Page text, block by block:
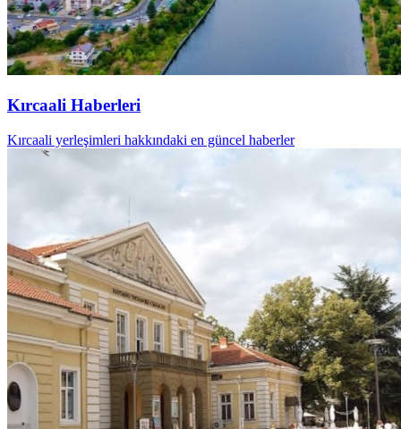
Kırcaali Haberleri
Kırcaali yerleşimleri hakkındaki en güncel haberler